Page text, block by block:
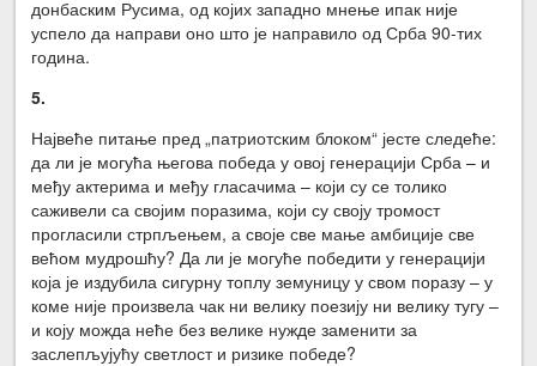
донбаским Русима, од којих западно мнење ипак није
успело да направи оно што је направило од Срба 90-тих
година.
5.
Највеће питање пред „патриотским блоком“ јесте следеће:
да ли је могућа његова победа у овој генерацији Срба – и
међу актерима и међу гласачима – који су се толико
саживели са својим поразима, који су своју тромост
прогласили стрпљењем, а своје све мање амбиције све
већом мудрошћу? Да ли је могуће победити у генерацији
која је издубила сигурну топлу земуницу у свом поразу – у
коме није произвела чак ни велику поезију ни велику тугу –
и коју можда неће без велике нужде заменити за
заслепљујућу светлост и ризике победе?